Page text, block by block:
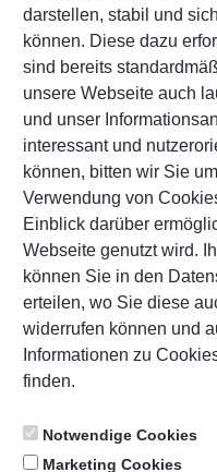
darstellen, stabil und
können. Diese dazu
sind bereits
unsere Webseite auch
und unser
interessant und
können, bitten wir Sie
Verwendung von
Einblick darüber
Webseite genutzt wird.
können Sie in den
erteilen, wo Sie diese
widerrufen können und
Informationen zu
finden.
Notwendige Cookies
Marketing Cookies
txt-savings-security-
question *
txt-savings-answer-
question *
txt-savings-
txt-savings-
txt-savings-